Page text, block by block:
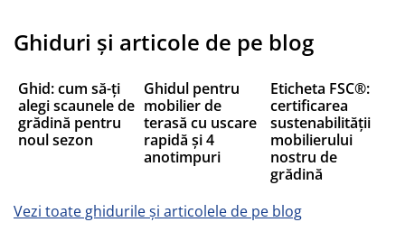
Ghiduri și articole de pe blog
Ghid: cum să-ți
alegi scaunele de
grădină pentru
noul sezon
Ghidul pentru
mobilier de
terasă cu uscare
rapidă și 4
anotimpuri
Eticheta FSC®:
certificarea
sustenabilității
mobilierului
nostru de
grădină
Vezi toate ghidurile și articolele de pe blog